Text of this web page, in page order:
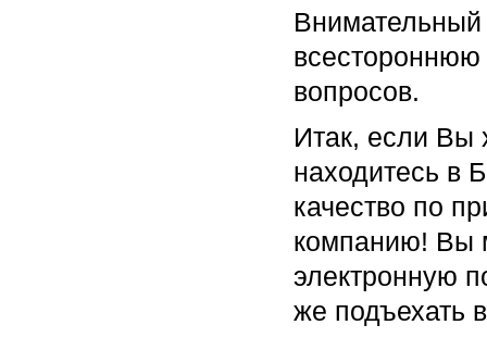
Внимательный
вопросов.
Итак, если Вы
находитесь в
качество по
компанию! Вы
электронную
же подъехать